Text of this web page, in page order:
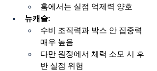
홈에서는 실점 억제력 양호
뉴캐슬:
수비 조직력과 박스 안 집중력
매우 높음
다만 원정에서 체력 소모 시 후
반 실점 위험